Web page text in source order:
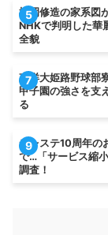
5
松岡修造の家系図
NHKで判明した華
全貌
7
東洋大姫路野球部
甲子園の強さを支
る
9
デレステ10周年の
で…「サービス縮
調査！